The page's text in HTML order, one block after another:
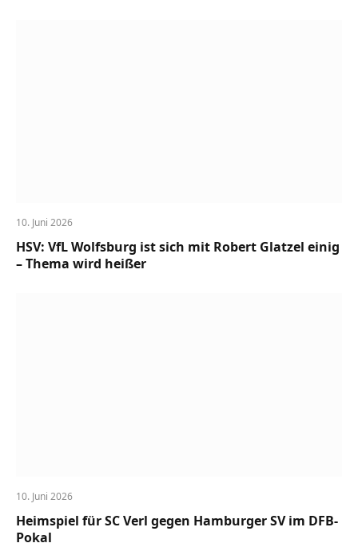
10. Juni 2026
HSV: VfL Wolfsburg ist sich mit Robert Glatzel einig
– Thema wird heißer
10. Juni 2026
Heimspiel für SC Verl gegen Hamburger SV im DFB-
Pokal